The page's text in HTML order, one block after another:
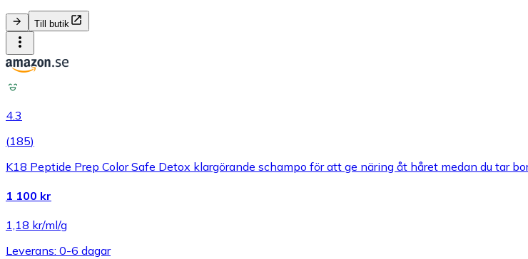
Till butik
4.3
(185)
K18 Peptide Prep Color Safe Detox klargörande schampo för att ge näring åt håret medan du tar
1 100 kr
1,18 kr/ml/g
Leverans: 0-6 dagar